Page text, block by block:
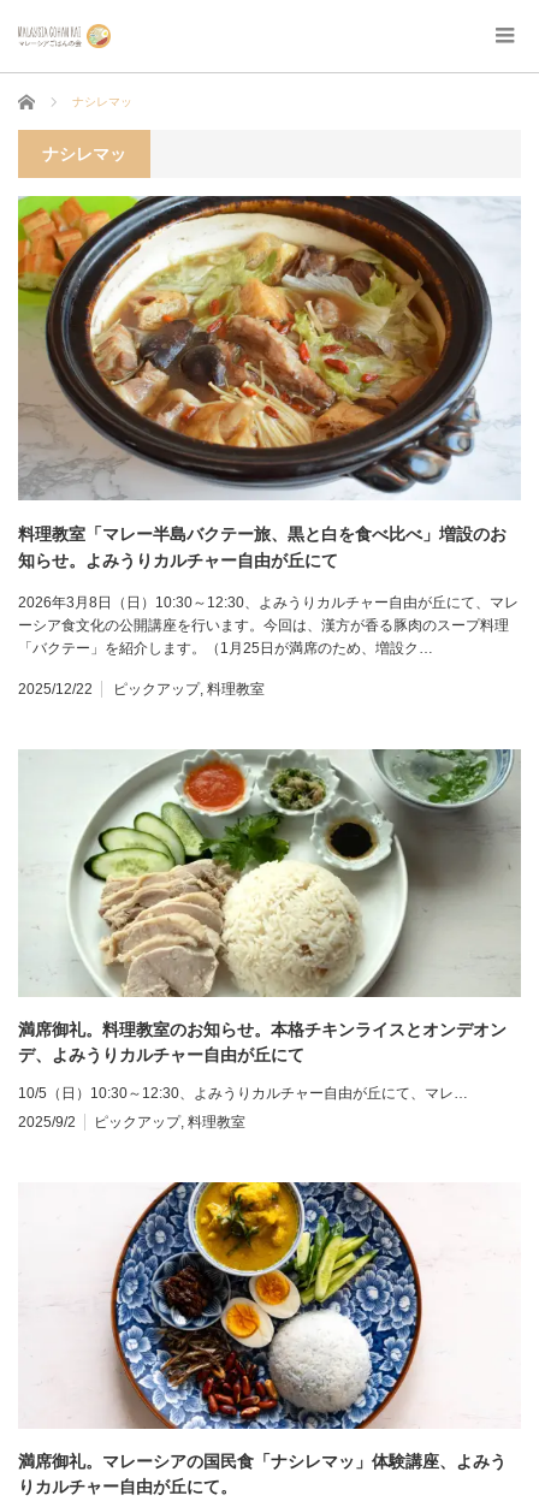
ホーム ナシレマッ
ナシレマッ
料理教室「マレー半島バクテー旅、黒と白を食べ比べ」増設のお
知らせ。よみうりカルチャー自由が丘にて
2026年3月8日（日）10:30～12:30、よみうりカルチャー自由が丘にて、マレ
ーシア食文化の公開講座を行います。今回は、漢方が香る豚肉のスープ料理
「バクテー」を紹介します。（1月25日が満席のため、増設ク…
2025/12/22 ピックアップ, 料理教室
満席御礼。料理教室のお知らせ。本格チキンライスとオンデオン
デ、よみうりカルチャー自由が丘にて
10/5（日）10:30～12:30、よみうりカルチャー自由が丘にて、マレ…
2025/9/2
ピックアップ, 料理教室
満席御礼。マレーシアの国民食「ナシレマッ」体験講座、よみう
りカルチャー自由が丘にて。